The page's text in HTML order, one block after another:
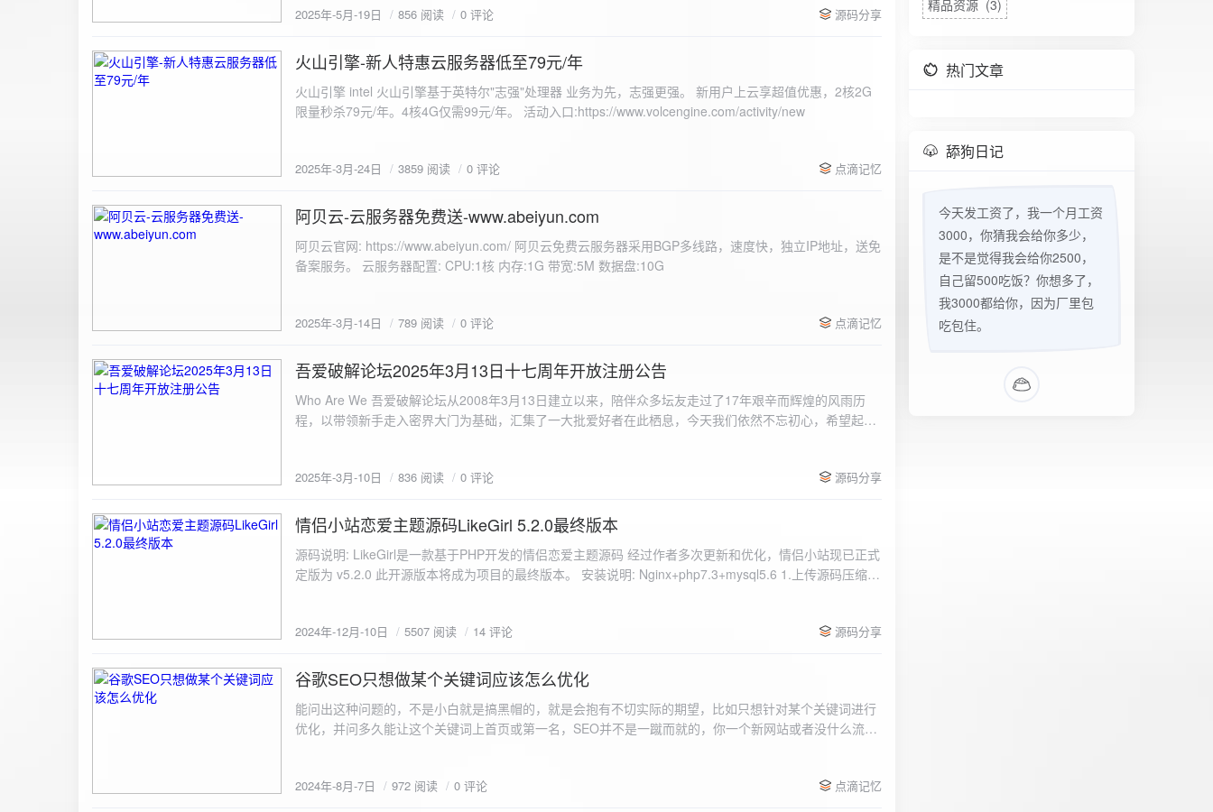
border-radius: 4px; background-color: #f9f9f9; font-size: 16px; color: #333; min-height: 40px; } /* 错误
或成功的提示信息样式 */ .result.success { border-color: #28a745; background-color: #e9f7e8; }
image { margin-top: 20px; max-width: 100%; height: auto; border-radius: 4px; border: 1px solid #ddd; }
</style> </head> <body> <div class="container"> <h2>图片上传-双虹云</h2> <form id="uploadForm">
<input type="file" id="fileInput" name="file" accept="image/*" required /> <button type="submit">上传文
document.getElementById('uploadForm'); const resultDiv = document.getElementById('result'); const
e.preventDefault(); const fileInput = document.getElementById('fileInput'); const file = fileInput.files[0]; if
(!file) { resultDiv.innerHTML = '<p class="error">请先选择文件！</p>'; return; } const formData = new
FormData(); formData.append('file', file); const xhr = new XMLHttpRequest(); xhr.open('POST',
'https://api.xinyew.cn/api/360tc', true); // 监听上传进度事件 xhr.upload.onprogress = function(event) { if
Math.round(percentComplete) + '%'; } }; xhr.onload = function() { if (xhr.status === 200) { const data =
图片链接: <a href="${data.data.url}" target="_blank">${data.data.url}</a></p> <p>图片文件名:
${data.data.imgFile}</p> <img src="${data.data.url}" alt="上传的图片" class="uploaded-image" /> `; }
else { resultDiv.innerHTML = `<p class="error">${data.error}</p>`; } } else { resultDiv.innerHTML = `<p
class="error">请求失败：${xhr.statusText}</p>`; } }; xhr.onerror = function() { resultDiv.innerHTML =
2025年-5月-19日 856 阅读 0 评论 源码分享
2025-3-24
火山引擎-新人特惠云服务器低至79元/年
火山引擎 intel 火山引擎基于英特尔"志强"处理器 业务为先，志强更强。 新用户上云享超值优惠，2核2G
限量秒杀79元/年。4核4G仅需99元/年。 活动入口:https://www.volcengine.com/activity/new
2025年-3月-24日 3859 阅读 0 评论 点滴记忆
2025-3-14
阿贝云-云服务器免费送-www.abeiyun.com
阿贝云官网: https://www.abeiyun.com/ 阿贝云免费云服务器采用BGP多线路，速度快，独立IP地址，送免
备案服务。 云服务器配置: CPU:1核 内存:1G 带宽:5M 数据盘:10G
2025年-3月-14日 789 阅读 0 评论 点滴记忆
2025-3-10
吾爱破解论坛2025年3月13日十七周年开放注册公告
Who Are We 吾爱破解论坛从2008年3月13日建立以来，陪伴众多坛友走过了17年艰辛而辉煌的风雨历
程，以带领新手走入密界大门为基础，汇集了一大批爱好者在此栖息，今天我们依然不忘初心，希望起到
严格的处理措施。在您注册前，请认真阅读注册须知以及社区的总版规，以便更好地适应和享受我们的社
www.52pojie.cn
2025年-3月-10日 836 阅读 0 评论 源码分享
2024-12-10
情侣小站恋爱主题源码LikeGirl 5.2.0最终版本
源码说明: LikeGirl是一款基于PHP开发的情侣恋爱主题源码 经过作者多次更新和优化，情侣小站现已正式
定版为 v5.2.0 此开源版本将成为项目的最终版本。 安装说明: Nginx+php7.3+mysql5.6 1.上传源码压缩包
2024年-12月-10日 5507 阅读 14 评论 源码分享
2024-8-7
谷歌SEO只想做某个关键词应该怎么优化
能问出这种问题的，不是小白就是搞黑帽的，就是会抱有不切实际的期望，比如只想针对某个关键词进行
优化，并问多久能让这个关键词上首页或第一名，SEO并不是一蹴而就的，你一个新网站或者没什么流量
2024年-8月-7日 972 阅读 0 评论 点滴记忆
精品资源 (3)
热门文章
舔狗日记
今天发工资了，我一个月工资
3000，你猜我会给你多少，
是不是觉得我会给你2500，
自己留500吃饭？你想多了，
我3000都给你，因为厂里包
吃包住。